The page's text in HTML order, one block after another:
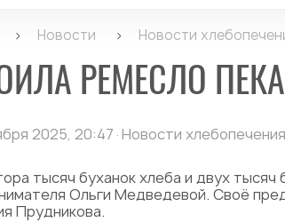
> Новости > Новости
РЕМЕСЛО
2025, 20:47 ·Новости хлебопечения
тысяч буханок хлеба и двух
Ольги Медведевой. Своё
Прудникова.